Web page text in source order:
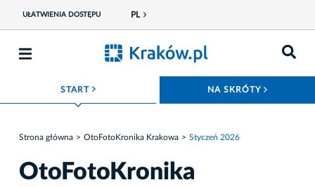
UŁATWIENIA DOSTĘPU PL
START ROZWIŃ MENU NA SKRÓTY
Strona główna OtoFotoKronika Krakowa Styczeń 2026
OtoFotoKronika